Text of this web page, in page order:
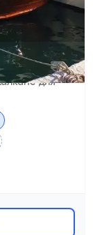
5.0(1 отзыв)
для